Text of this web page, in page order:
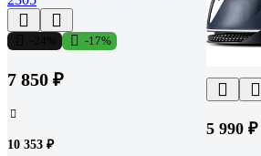
-17%
7 850 ₽
10 353 ₽
5 990 ₽